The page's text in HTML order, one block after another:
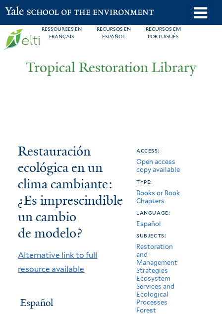
Skip
to
main
RESSOURCES EN
FRANÇAIS
RECURSOS EN
ESPAÑOL
RECURSOS EM
PORTUGUÊS
Yale School of the Environment
Tropical Restoration Library
You
are
here
Restauración
ecológica
en
un
clima
cambiante:
¿Es
imprescindible
cambio
Restauración
ecológica en un
clima cambiante:
¿Es imprescindible
un cambio
de modelo?
Alternative link to full
resource available
Español
access:
Open access
copy available
type:
Books or Book
Chapters
language:
Español
subjects:
Restoration
and
Management
Strategies
Ecosystem
Services and
Ecological
Processes
Forest